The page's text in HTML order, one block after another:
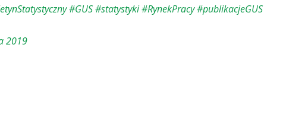
#GUS#statystyki#RynekPracy#publikacjeGUS
2019